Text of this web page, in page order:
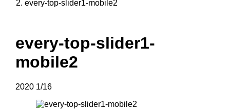
every-top-slider1-mobile2
every-top-slider1-
mobile2
2020 1/16